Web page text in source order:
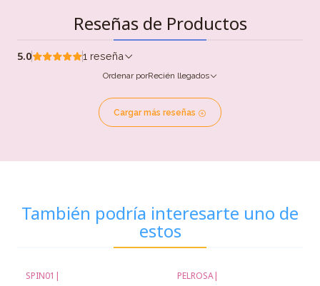
Reseñas de Productos
5.0 1 reseña
Ordenar porRecién llegados
Cargar más reseñas
También podría interesarte uno de
estos
SPIN01 | PELROSA|